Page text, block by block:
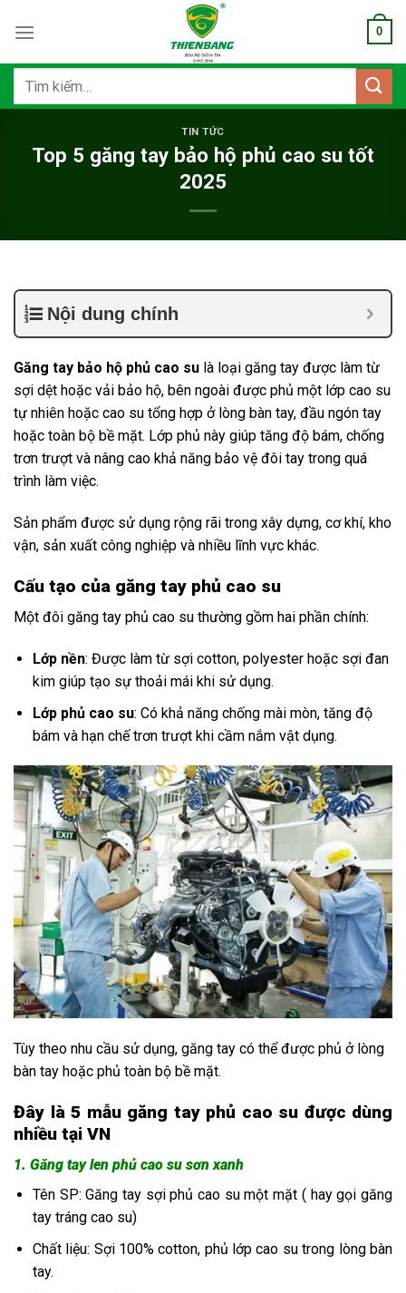
qua
dung
0
Tìm
TIN TỨC
Top 5 găng tay bảo hộ phủ cao su tốt
2025
Nội dung chính
Găng tay bảo hộ phủ cao su là loại găng tay được làm từ
sợi dệt hoặc vải bảo hộ, bên ngoài được phủ một lớp cao su
tự nhiên hoặc cao su tổng hợp ở lòng bàn tay, đầu ngón tay
hoặc toàn bộ bề mặt. Lớp phủ này giúp tăng độ bám, chống
trơn trượt và nâng cao khả năng bảo vệ đôi tay trong quá
trình làm việc.
Sản phẩm được sử dụng rộng rãi trong xây dựng, cơ khí, kho
vận, sản xuất công nghiệp và nhiều lĩnh vực khác.
Cấu tạo của găng tay phủ cao su
Một đôi găng tay phủ cao su thường gồm hai phần chính:
Lớp nền: Được làm từ sợi cotton, polyester hoặc sợi đan
kim giúp tạo sự thoải mái khi sử dụng.
Lớp phủ cao su: Có khả năng chống mài mòn, tăng độ
bám và hạn chế trơn trượt khi cầm nắm vật dụng.
Tùy theo nhu cầu sử dụng, găng tay có thể được phủ ở lòng
bàn tay hoặc phủ toàn bộ bề mặt.
Đây là 5 mẫu găng tay phủ cao su được dùng
nhiều tại VN
1. Găng tay len phủ cao su sơn xanh
Tên SP: Găng tay sợi phủ cao su một mặt ( hay gọi găng
tay tráng cao su)
Chất liệu: Sợi 100% cotton, phủ lớp cao su trong lòng bàn
tay.